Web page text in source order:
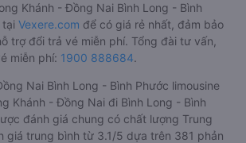
Khánh - Đồng Nai Bình Long - Bình
tại Vexere.com để có giá rẻ nhất, đảm bảo
trợ đổi trả vé miễn phí. Tổng đài tư vấn,
miễn phí: 1900 888684.
Nai Bình Long - Bình Phước limousine
Khánh - Đồng Nai đi Bình Long - Bình
đánh giá chung có chất lượng Trung
giá trung bình từ 3.1/5 dựa trên 381 phản